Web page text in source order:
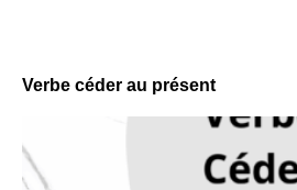
Verbe céder au présent